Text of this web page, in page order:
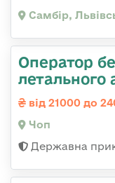
Самбір,
Оператор
летального
від 21000 до
Чоп
Державна